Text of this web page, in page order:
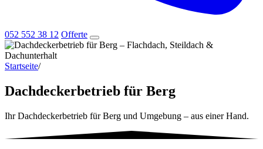
052 552 38 12 Offerte
Startseite/Dachdeckerbetrieb für Berg
Dachdeckerbetrieb für Berg
Ihr Dachdeckerbetrieb für Berg und Umgebung – aus einer Hand.